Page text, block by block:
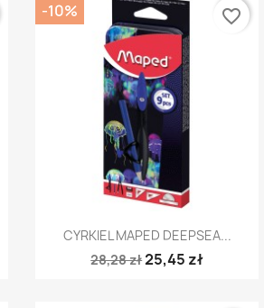
Szybki podgląd
CYRKIEL MAPED DEEPSEA...
28,28 zł25,45 zł
-10% favorite_border